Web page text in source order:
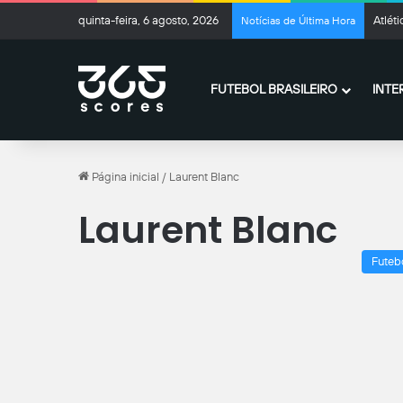
quinta-feira, 6 agosto, 2026 Notícias de Última Hora
FUTEBOL BRASILEIRO
Página inicial / Laurent Blanc
Laurent Blanc